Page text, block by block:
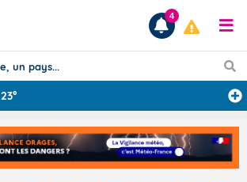
Prévisions
TOUS LES RÉSULTATS
4
23°